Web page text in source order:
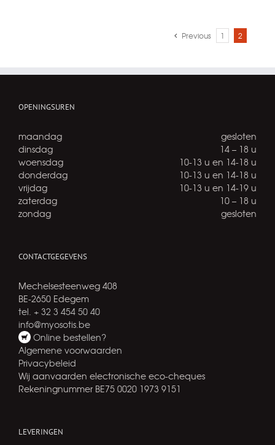
Previous 1 2
OPENINGSUREN
maandag
gesloten
dinsdag
14 – 18 u
woensdag
10-13 u en 14-18 u
donderdag
10-13 u en 14-18 u
vrijdag
10-13 u en 14-19 u
zaterdag
10 – 18 u
zondag
gesloten
CONTACTGEGEVENS
Mechelsesteenweg 408
BE-2650 Edegem
tel. + 32 3 454 50 40
info@myosotis.be
Online bestellen?
Algemene voorwaarden
Privacybeleid
Wij aanvaarden electronische eco-cheques
Rekeningnummer BE75 0020 1973 9151
LEVERINGEN